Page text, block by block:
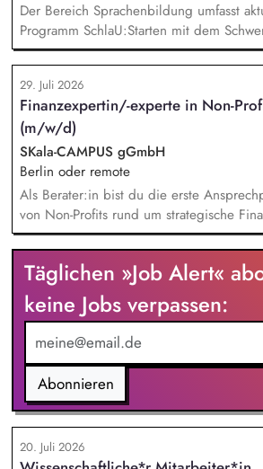
Der Bereich Sprachenbildung umfasst
Programm SchlaU:Starten mit dem
"Alphabetisierung in DaZ für die
zukünftig weitere auf Unterrichtsmaterial
mit den Schwerpunkten sprachensensibles
rassismuskritisches Deutschlernen von
die Berufliche Bildung. Der Bereich
entwickelt in seinen Projekten dazu
innovative Unterrichtsmaterialien und
Fachkräfte mit daran angeschlossenen
Weiterbildungsangeboten online wie
29. Juli 2026
Finanzexpertin/-experte in Non-
(m/w/d)
SKala-CAMPUS gGmbH
Berlin oder remote
Als Berater:in bist du die erste
von Non-Profits rund um strategische
Finanzmanagement und Fundraising.
den gesamten Prozess von der Anfrage
Angebotserstellung bis zur
Auf Basis der jeweiligen
passgenaue Beratungsprozesse und
zentralen Fragen ihrer finanziellen
strategischen Weiterentwicklung.
Täglichen »Job Alert«
keine Jobs verpassen:
Abonnieren
20. Juli 2026